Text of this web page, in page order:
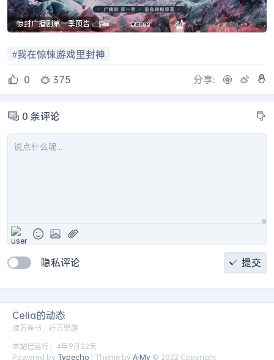
惊封广播剧第一季预告
我在惊悚游戏里封神
0
375 分享:
0 条评论
隐私评论 提交
Celia的动态
读万卷书，行万里路
本站已运行：4年9月22天
Powered by Typecho | Theme by A-My © 2022 Copyright